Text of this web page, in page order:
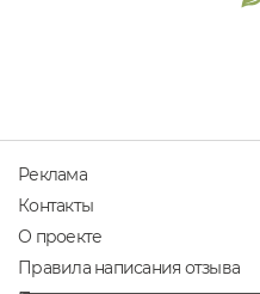
раздраженную кожу.
Реклама
Контакты
О проекте
Правила написания отзыва